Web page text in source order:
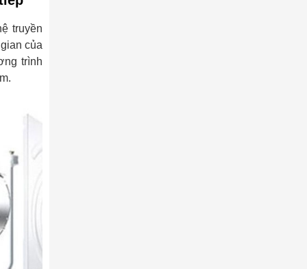
truyền
của
trình